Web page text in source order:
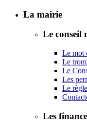
La mairie
Le conseil
Le mot
Le
Le
Les
Le
Les